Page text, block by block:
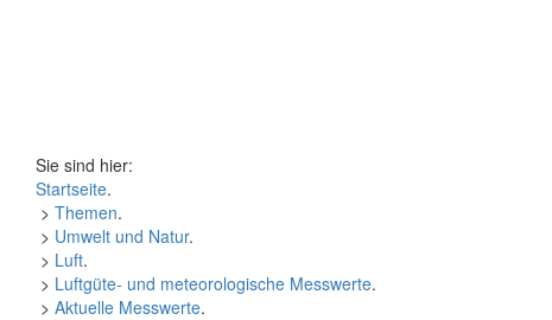
Sie sind hier:
Startseite.
> Themen.
> Umwelt und Natur.
> Luft.
> Luftgüte- und meteorologische Messwerte.
> Aktuelle Messwerte.